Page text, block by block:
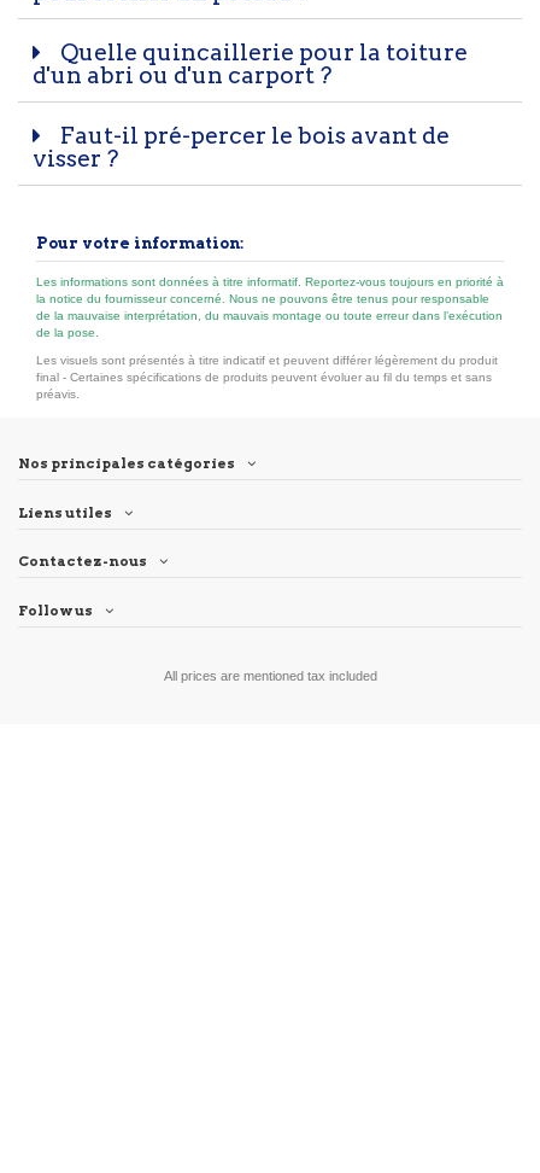
Quelle quincaillerie pour la toiture
d'un abri ou d'un carport ?
Faut-il pré-percer le bois avant de
visser ?
Pour votre information:
Les informations sont données à titre informatif. Reportez-vous toujours en priorité à
la notice du fournisseur concerné. Nous ne pouvons être tenus pour responsable
de la mauvaise interprétation, du mauvais montage ou toute erreur dans l’exécution
de la pose.
Les visuels sont présentés à titre indicatif et peuvent différer légèrement du produit
final - Certaines spécifications de produits peuvent évoluer au fil du temps et sans
préavis.
Nos principales catégories
Liens utiles
Contactez-nous
Follow us
All prices are mentioned tax included